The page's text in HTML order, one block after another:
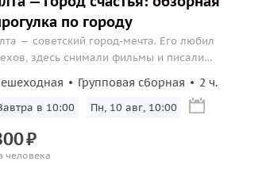
по городу
— советский город-мечта. Его любил
здесь снимали фильмы и писали
и узнайте о нем всё!
Групповая сборная 2 ч.
в 10:00 Пн, 10 авг, 10:00
₽
человека